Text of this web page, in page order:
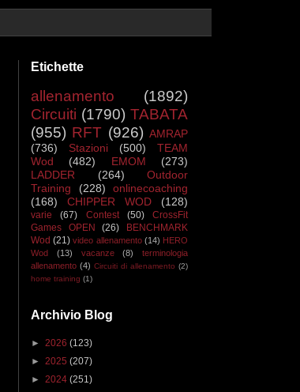
Etichette
allenamento
(1892)
Circuiti (1790) TABATA
(955) RFT (926) AMRAP
(736)
Stazioni (500)
TEAM
Wod
(482) EMOM
(273)
LADDER
(264)
Outdoor
Training
(228)
onlinecoaching
(168)
CHIPPER WOD (128)
varie (67) Contest (50)
CrossFit
Games OPEN
(26)
BENCHMARK
Wod (21) video allenamento (14) HERO
Wod
(13) vacanze (8)
terminologia
allenamento (4) Circuiti di allenamento (2)
home training (1)
Archivio Blog
► 2026 (123)
► 2025 (207)
► 2024 (251)